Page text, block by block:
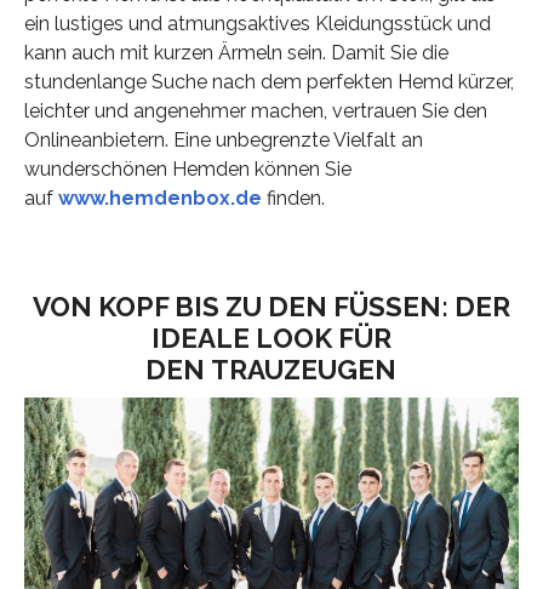
ein lustiges und atmungsaktives Kleidungsstück und
kann auch mit kurzen Ärmeln sein. Damit Sie die
stundenlange Suche nach dem perfekten Hemd kürzer,
leichter und angenehmer machen, vertrauen Sie den
Onlineanbietern. Eine unbegrenzte Vielfalt an
wunderschönen Hemden können Sie
auf www.hemdenbox.de finden.
VON KOPF BIS ZU DEN FÜSSEN: DER I
DEALE LOOK FÜR D
EN TRAUZEUGEN